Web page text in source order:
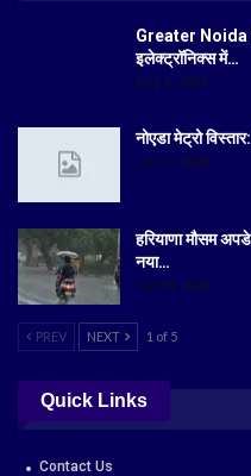
Greater Noida
इलेक्ट्रॉनिक्स में…
Aug 6, 2026
नोएडा मेट्रो
Jul 19, 2026
हरियाणा मौसम
नया…
Jul 18, 2026
PREV NEXT 1 of 5
Quick Links
Contact Us